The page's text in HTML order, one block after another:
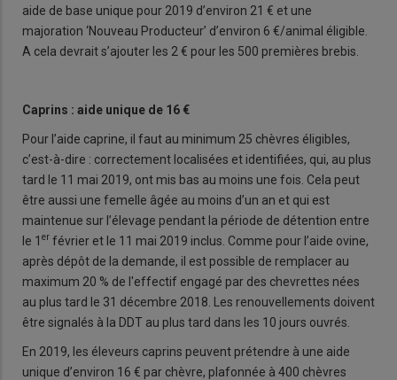
aide de base unique pour 2019 d’environ 21 € et une
majoration ‘Nouveau Producteur’ d’environ 6 €/animal éligible.
A cela devrait s’ajouter les 2 € pour les 500 premières brebis.
Caprins : aide unique de 16 €
Pour l’aide caprine, il faut au minimum 25 chèvres éligibles,
c’est-à-dire : correctement localisées et identifiées, qui, au plus
tard le 11 mai 2019, ont mis bas au moins une fois. Cela peut
être aussi une femelle âgée au moins d’un an et qui est
maintenue sur l’élevage pendant la période de détention entre
le 1 er février et le 11 mai 2019 inclus. Comme pour l’aide ovine,
après dépôt de la demande, il est possible de remplacer au
maximum 20 % de l'effectif engagé par des chevrettes nées
au plus tard le 31 décembre 2018. Les renouvellements doivent
être signalés à la DDT au plus tard dans les 10 jours ouvrés.
En 2019, les éleveurs caprins peuvent prétendre à une aide
unique d’environ 16 € par chèvre, plafonnée à 400 chèvres